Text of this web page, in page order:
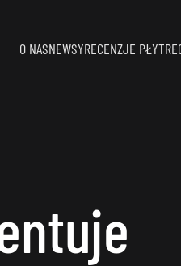
O NASNEWSYRECENZJE PŁYT